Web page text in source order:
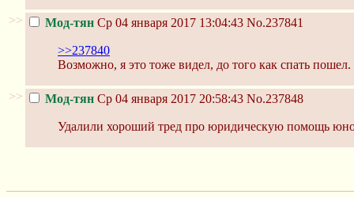
>> Мод-тян Ср 04 января 2017 13:04:43 No.237841
>>237840
Возможно, я это тоже видел, до того как спать
>> Мод-тян Ср 04 января 2017 20:58:43 No.237848
Удалили хороший тред про юридическую помощь